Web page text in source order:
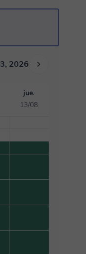
2026
jue.
13/08